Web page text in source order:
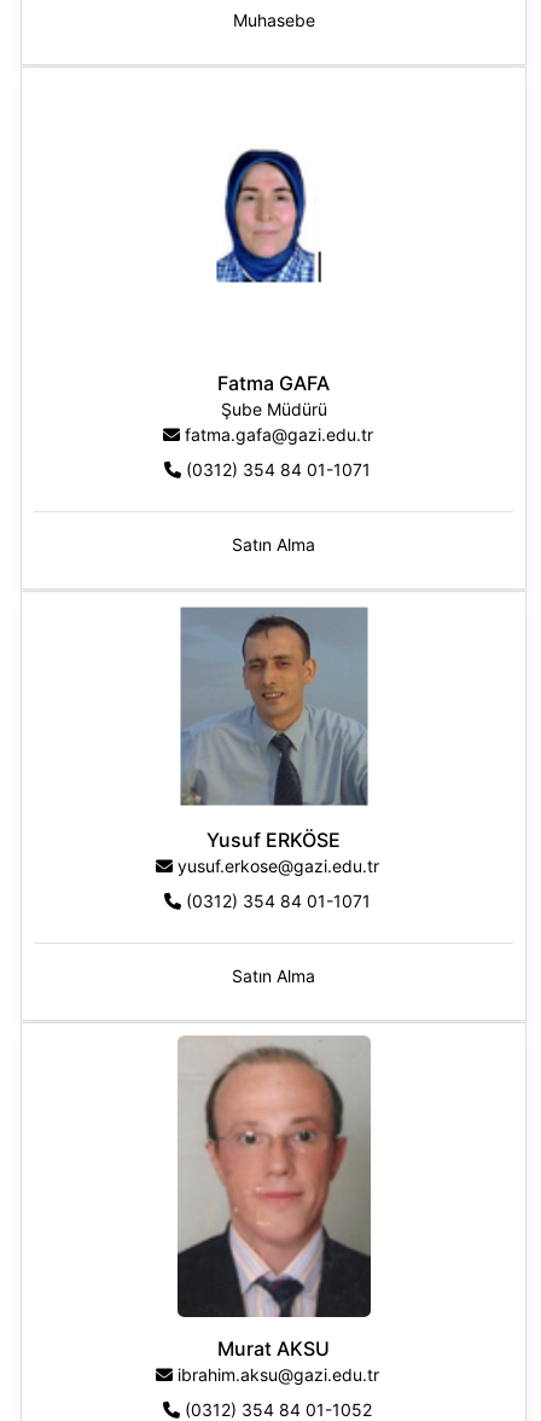
Muhasebe
Fatma GAFA
Şube Müdürü
fatma.gafa@gazi.edu.tr
(0312) 354 84 01-1071
Satın Alma
Yusuf ERKÖSE
yusuf.erkose@gazi.edu.tr
(0312) 354 84 01-1071
Satın Alma
Murat AKSU
ibrahim.aksu@gazi.edu.tr
(0312) 354 84 01-1052